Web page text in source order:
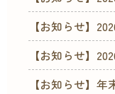
【お知らせ】
【お知らせ】
【お知らせ】